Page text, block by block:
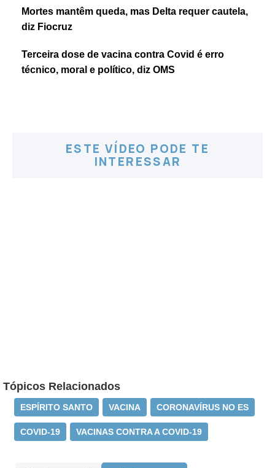
Mortes mantêm queda, mas Delta requer cautela,
diz Fiocruz
Terceira dose de vacina contra Covid é erro
técnico, moral e político, diz OMS
ESTE VÍDEO PODE TE
INTERESSAR
Tópicos Relacionados
ESPÍRITO SANTO VACINA CORONAVÍRUS NO ES
COVID-19 VACINAS CONTRA A COVID-19